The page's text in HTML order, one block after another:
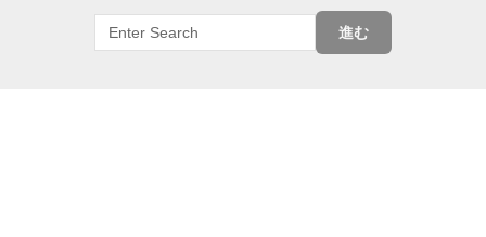
進む